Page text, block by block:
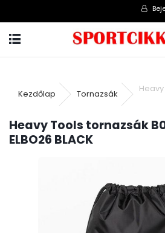
Kezdőlap Tornazsák
Heavy Tools tornazsák
ELBO26 BLACK